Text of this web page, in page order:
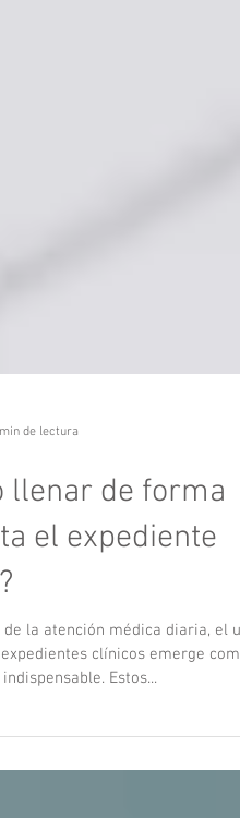
de lectura
llenar de forma
el expediente
la atención médica diaria, el